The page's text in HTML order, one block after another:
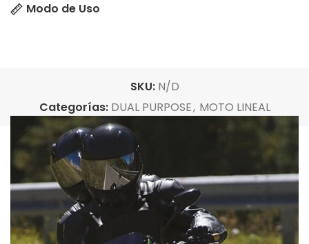
Modo de Uso
SKU: N/D
Categorías: DUAL PURPOSE, MOTO LINEAL